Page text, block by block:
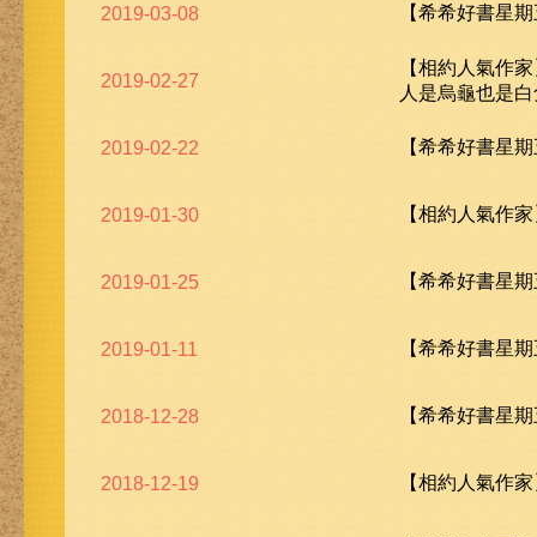
2019-03-08 【希希好書星
2019-02-27
【相約人氣作
人是烏龜也是
2019-02-22 【希希好書星
2019-01-30 【相約人氣作
2019-01-25 【希希好書星
2019-01-11 【希希好書星
2018-12-28 【希希好書星
2018-12-19 【相約人氣作